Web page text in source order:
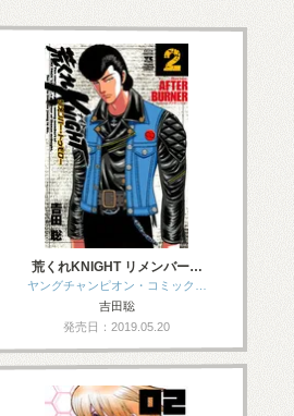
荒くれKNIGHT リメンバー…
ヤングチャンピオン・コミック…
吉田聡
発売日：2019.05.20